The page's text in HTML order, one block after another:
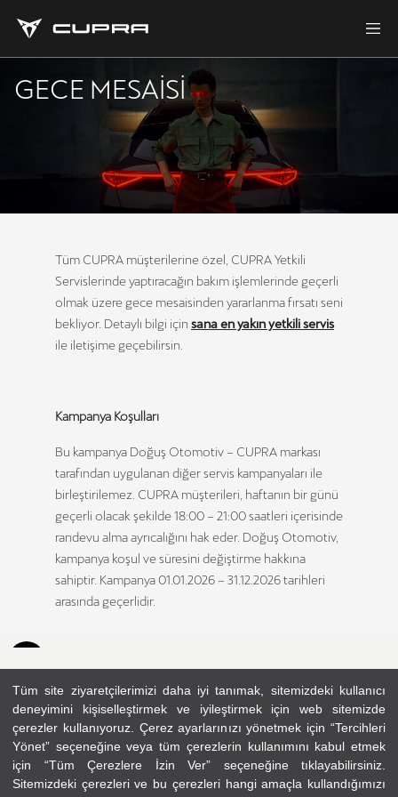
Tüm site ziyaretçilerimizi daha iyi tanımak, sitemizdeki kullanıcı
deneyimini kişiselleştirmek ve iyileştirmek için web sitemizde
çerezler kullanıyoruz. Çerez ayarlarınızı yönetmek için “Tercihleri
Yönet” seçeneğine veya tüm çerezlerin kullanımını kabul etmek
için “Tüm Çerezlere İzin Ver” seçeneğine tıklayabilirsiniz.
Sitemizdeki çerezleri ve bu çerezleri hangi amaçla kullandığımızı
GECE MESAISI
Tüm CUPRA müşterilerine özel, CUPRA Yetkili
Servislerinde yaptıracağın bakım işlemlerinde geçerli
olmak üzere gece mesaisinden yararlanma fırsatı seni
bekliyor. Detaylı bilgi için sana en yakın yetkili servis
ile iletişime geçebilirsin.
Kampanya Koşulları
Bu kampanya Doğuş Otomotiv – CUPRA markası
tarafından uygulanan diğer servis kampanyaları ile
birleştirilemez. CUPRA müşterileri, haftanın bir günü
geçerli olacak şekilde 18:00 – 21:00 saatleri içerisinde
randevu alma ayrıcalığını hak eder. Doğuş Otomotiv,
kampanya koşul ve süresini değiştirme hakkına
sahiptir. Kampanya 01.01.2026 – 31.12.2026 tarihleri
arasında geçerlidir.
Hakkımızda
İletişim
Çerez Politikası
Kullanım Şartları ve Gizlilik Politikası